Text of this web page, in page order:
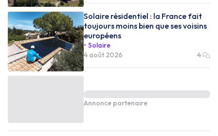
Solaire résidentiel : la France fait
toujours moins bien que ses voisins
européens
Solaire
4 août 2026
4
Annonce partenaire